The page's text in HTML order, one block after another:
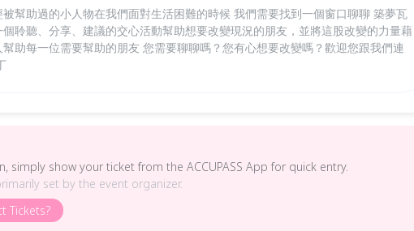
幫助過的小人物在我們面對生活困難的時候 我們需要找到一個窗口聊聊 築夢瓦
聆聽、分享、建議的交心活動幫助想要改變現況的朋友，並將這股改變的力量藉
助每一位需要幫助的朋友 您需要聊聊嗎？您有心想要改變嗎？歡迎您跟我們連
simply show your ticket from the ACCUPASS App for quick entry.
set by the event organizer.
Tickets?